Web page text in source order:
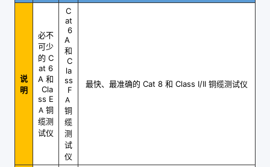
说
明
必不
可少
的 C
at 6
A 和
Cla
ss E
A铜
缆测
试仪
C
at
6
A
和
C
la
ss
F
A
铜
缆
测
试
仪
最快、最准确的 Cat 8 和 Class I/II 铜缆测试仪